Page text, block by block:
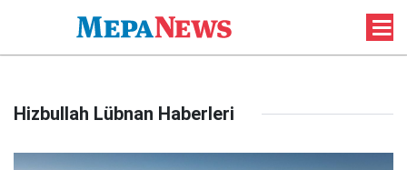
Hizbullah Lübnan Haberleri